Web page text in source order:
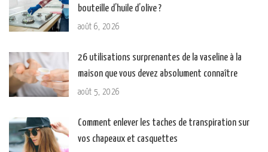
bouteille d’huile d’olive ?
août 6, 2026
26 utilisations surprenantes de la vaseline à la
maison que vous devez absolument connaître
août 5, 2026
Comment enlever les taches de transpiration sur
vos chapeaux et casquettes